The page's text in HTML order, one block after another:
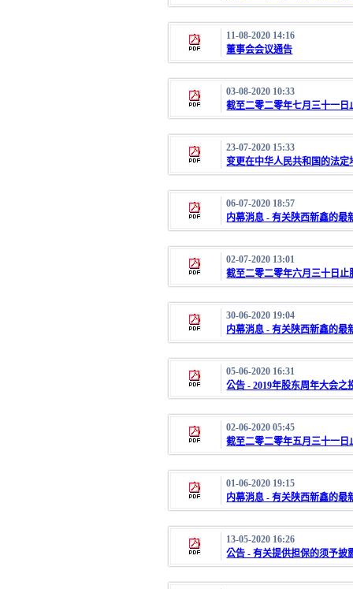
11-08-2020 14:16
董事会会议通告
03-08-2020 10:33
截至二零二零年七月三十一
23-07-2020 15:33
变更在中华人民共和国的法定
06-07-2020 18:57
内幕消息 - 有关陕西新鑫的最
02-07-2020 13:01
截至二零二零年六月三十日
30-06-2020 19:04
内幕消息 - 有关陕西新鑫的最
05-06-2020 16:31
公告 - 2019年股东周年大会
02-06-2020 05:45
截至二零二零年五月三十一
01-06-2020 19:15
内幕消息 - 有关陕西新鑫的最
13-05-2020 16:26
公告 - 有关提供担保的须予披